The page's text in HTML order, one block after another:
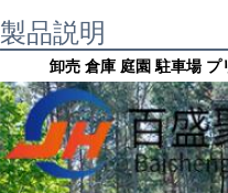
製品説明
卸売 倉庫 庭園 駐車場 プ